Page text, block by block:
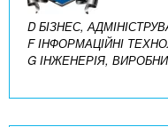
D БІЗНЕС,
F ІНФОРМАЦІЙНІ
G ІНЖЕНЕРІЯ,